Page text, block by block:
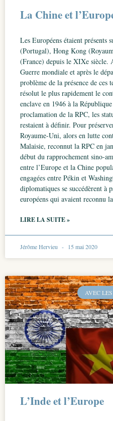
La Chine et
Les Européens étaient présents
(Portugal), Hong Kong
(France) depuis le XIXe siècle.
Guerre mondiale et après le
problème de la présence de
résolut le plus rapidement le
enclave en 1946 à la
proclamation de la RPC, les
restaient à définir. Pour
Royaume-Uni, alors en lutte
Malaisie, reconnut la RPC en
début du rapprochement sino-
entre l’Europe et la Chine
engagées entre Pékin et
diplomatiques se succédèrent à
européens qui avaient reconnu
LIRE LA SUITE »
Jérôme Hervieu 15 mai 2020
AVEC
L’Inde et l’Europe